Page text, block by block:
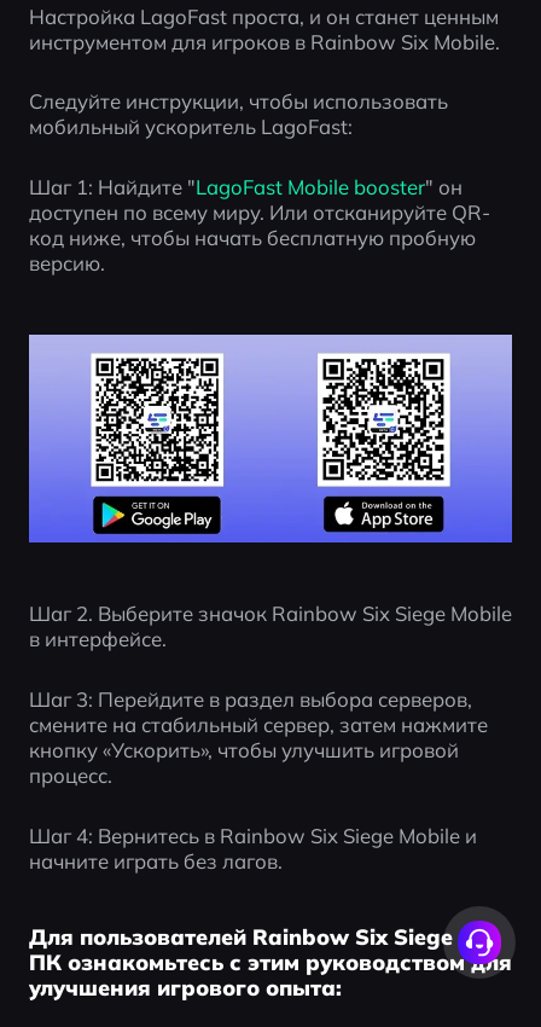
Настройка LagoFast проста, и он станет ценным
инструментом для игроков в Rainbow Six Mobile.
Следуйте инструкции, чтобы использовать
мобильный ускоритель LagoFast:
Шаг 1: Найдите "LagoFast Mobile booster" он
доступен по всему миру. Или отсканируйте QR-
код ниже, чтобы начать бесплатную пробную
версию.
Шаг 2. Выберите значок Rainbow Six Siege Mobile
в интерфейсе.
Шаг 3: Перейдите в раздел выбора серверов,
смените на стабильный сервер, затем нажмите
кнопку «Ускорить», чтобы улучшить игровой
процесс.
Шаг 4: Вернитесь в Rainbow Six Siege Mobile и
начните играть без лагов.
Для пользователей Rainbow Six Siege на
ПК ознакомьтесь с этим руководством для
улучшения игрового опыта: